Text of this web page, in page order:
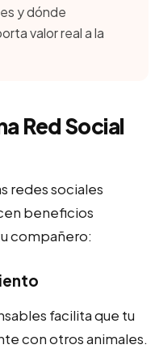
y dónde
valor real a la
Red Social
redes sociales
beneficios
compañero:
facilita que tu
con otros animales.